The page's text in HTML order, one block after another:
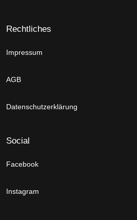
Rechtliches
Impressum
AGB
Datenschutzerklärung
Social
Facebook
Instagram